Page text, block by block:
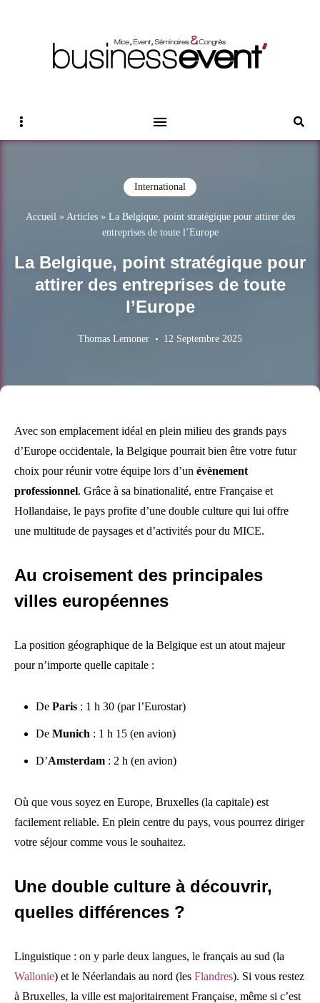
Sidebar
International
Accueil» Articles» La Belgique, point stratégique pour attirer des
entreprises de toute l’Europe
La Belgique, point stratégique pour
attirer des entreprises de toute
l’Europe
Thomas Lemoner 12 Septembre 2025
Avec son emplacement idéal en plein milieu des grands pays
d’Europe occidentale, la Belgique pourrait bien être votre futur
choix pour réunir votre équipe lors d’un évènement
professionnel. Grâce à sa binationalité, entre Française et
Hollandaise, le pays profite d’une double culture qui lui offre
une multitude de paysages et d’activités pour du MICE.
Au croisement des principales
villes européennes
La position géographique de la Belgique est un atout majeur
pour n’importe quelle capitale :
De Paris : 1 h 30 (par l’Eurostar)
De Munich : 1 h 15 (en avion)
D’Amsterdam : 2 h (en avion)
Où que vous soyez en Europe, Bruxelles (la capitale) est
facilement reliable. En plein centre du pays, vous pourrez diriger
votre séjour comme vous le souhaitez.
Une double culture à découvrir,
quelles différences ?
Linguistique : on y parle deux langues, le français au sud (la
Wallonie) et le Néerlandais au nord (les Flandres). Si vous restez
à Bruxelles, la ville est majoritairement Française, même si c’est